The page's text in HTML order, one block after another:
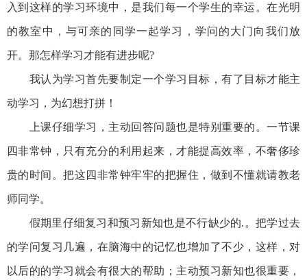
入到这样的学习环境中，是我们每一个学生的幸运。在光明
的教室中，与可亲的同学一起学习，学问的大门向我们放
开。那怎样学习才能有进步呢?
我认为学习首先要制定一个学习目标，有了目标才能主
动学习，为幻想打拼！
上课仔细学习，主动回答问题也是特别重要的。一节课
四非常钟，只有充分的利用起来，才能提高效率，不奢侈珍
贵的时间。把这四非常钟牢牢的把握住，做到不懂就请教老
师同学。
假期里仔细复习和预习新知也是不行缺少的.。把学过去
的学问复习几遍，在脑海中的记忆也增加了不少，这样，对
以后的的学习就会有很大的帮助；主动预习新知也很重要，